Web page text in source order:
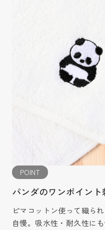
POINT
パンダのワンポイン
ピマコットン使って織ら
自慢。吸水性・耐久性に